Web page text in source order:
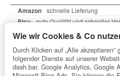
Wie wir Cookies & Co
Durch Klicken auf „Alle
folgender Dienste auf unserer
dash.bar, Google Analytics, Google